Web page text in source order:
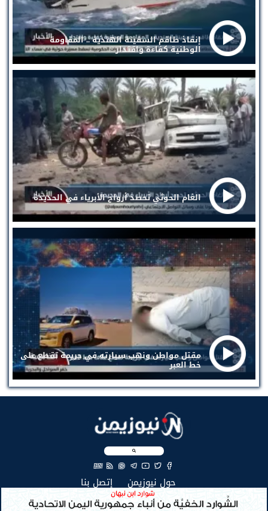
إنقاذ طاقم السفينة الهندية .. المقاومة
الوطنية كفاءة واقتدار
الغام الحوثي تحصد أرواح الأبرياء في الحديدة
مقتل مواطن ونهب سيارته في جريمة تقطع على
خط العبر
EN
حول نيوزيمن إتصل بنا
جميع الحقوق محفوظة لنيوزيمن © 2026